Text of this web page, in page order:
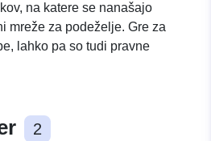
na katere se nanašajo
mreže za podeželje. Gre za
lahko pa so tudi pravne
2